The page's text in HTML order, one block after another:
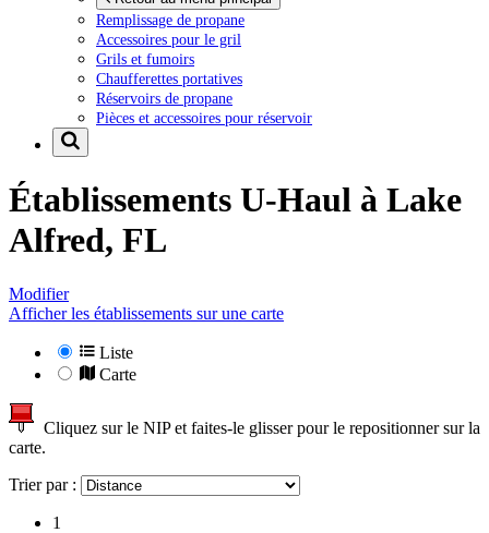
Remplissage de propane
Accessoires pour le gril
Grils et fumoirs
Chaufferettes portatives
Réservoirs de propane
Pièces et accessoires pour réservoir
Établissements U-Haul à Lake
Alfred, FL
Modifier
Afficher les établissements sur une carte
Liste
Carte
Cliquez sur le NIP et faites-le glisser pour le repositionner sur la
carte.
Trier par :
1